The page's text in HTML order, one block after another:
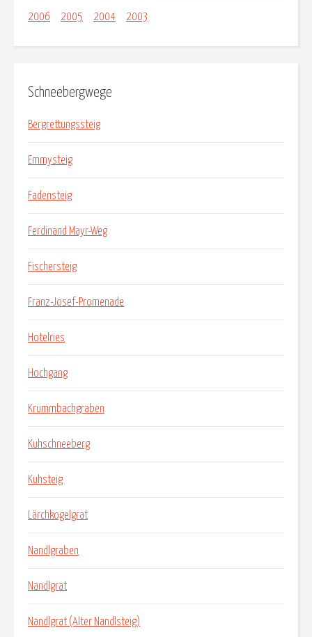
2006 2005 2004 2003
Schneebergwege
Bergrettungssteig
Emmysteig
Fadensteig
Ferdinand Mayr-Weg
Fischersteig
Franz-Josef-Promenade
Hotelries
Hochgang
Krummbachgraben
Kuhschneeberg
Kuhsteig
Lärchkogelgrat
Nandlgraben
Nandlgrat
Nandlgrat (Alter Nandlsteig)